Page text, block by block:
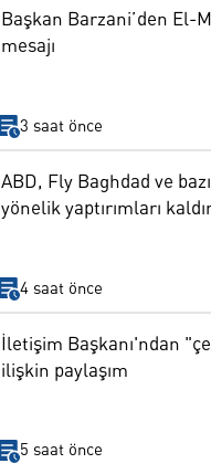
Başkan Barzani’den El-
mesajı
3 saat önce
ABD, Fly Baghdad ve
yönelik yaptırımları
4 saat önce
İletişim Başkanı'ndan
ilişkin paylaşım
5 saat önce